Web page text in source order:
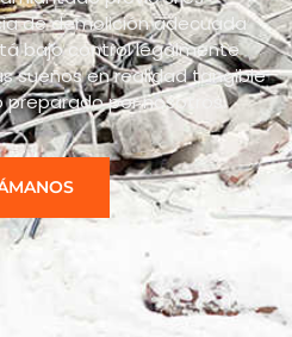
de demolición adecuada
bajo control legalmente
sueños en realidad tangible
preparado por nosotros.